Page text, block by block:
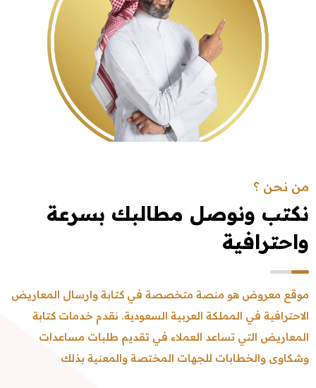
من نحن ؟
نكتب ونوصل مطالبك بسرعة
واحترافية
موقع معروض هو منصة متخصصة في كتابة وارسال المعاريض
الاحترافية في المملكة العربية السعودية. نقدم خدمات كتابة
المعاريض التي تساعد العملاء في تقديم طلبات مساعدات
وشكاوى والخطابات للجهات المختصة والمعنية بذلك